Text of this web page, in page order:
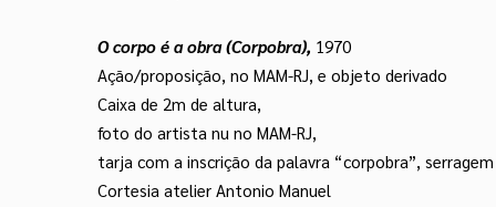
O corpo é a obra (Corpobra), 1970
Ação/proposição, no MAM-RJ, e objeto derivado
Caixa de 2m de altura,
foto do artista nu no MAM-RJ,
tarja com a inscrição da palavra “corpobra”, serragem
Cortesia atelier Antonio Manuel